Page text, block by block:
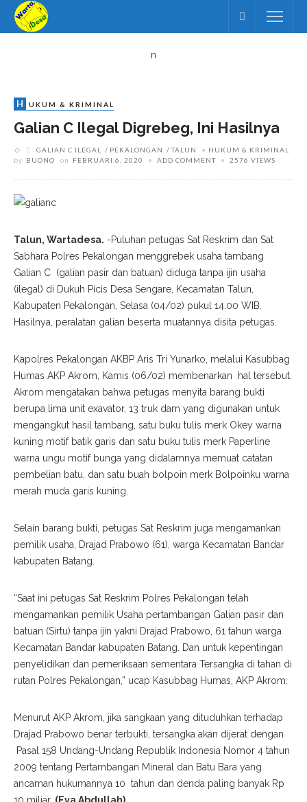
n
H UKUM & KRIMINAL
Galian C Ilegal Digrebeg, Ini Hasilnya
GALIAN C ILEGAL PEKALONGAN TALUN
HUKUM & KRIMINAL
by BUONO on FEBRUARI 6, 2020 ADD COMMENT 2576 VIEWS
Talun, Wartadesa. -Puluhan petugas Sat Reskrim dan Sat
Sabhara Polres Pekalongan menggrebek usaha tambang
Galian C (galian pasir dan batuan) diduga tanpa ijin usaha
(ilegal) di Dukuh Picis Desa Sengare, Kecamatan Talun,
Kabupaten Pekalongan, Selasa (04/02) pukul 14.00 WIB.
Hasilnya, peralatan galian beserta muatannya disita petugas.
Kapolres Pekalongan AKBP Aris Tri Yunarko, melalui Kasubbag
Humas AKP Akrom, Kamis (06/02) membenarkan hal tersebut.
Akrom mengatakan bahwa petugas menyita barang bukti
berupa lima unit exavator, 13 truk dam yang digunakan untuk
mengangkut hasil tambang, satu buku tulis merk Okey warna
kuning motif batik garis dan satu buku tulis merk Paperline
warna ungu motif bunga yang didalamnya memuat catatan
pembelian batu, dan satu buah bolpoin merk Bolpoinku warna
merah muda garis kuning.
Selain barang bukti, petugas Sat Reskrim juga mengamankan
pemilik usaha, Drajad Prabowo (61), warga Kecamatan Bandar
kabupaten Batang.
“Saat ini petugas Sat Reskrim Polres Pekalongan telah
mengamankan pemilik Usaha pertambangan Galian pasir dan
batuan (Sirtu) tanpa ijin yakni Drajad Prabowo, 61 tahun warga
Kecamatan Bandar kabupaten Batang. Dan untuk kepentingan
penyelidikan dan pemeriksaan sementara Tersangka di tahan di
rutan Polres Pekalongan,” ucap Kasubbag Humas, AKP Akrom.
Menurut AKP Akrom, jika sangkaan yang dituduhkan terhadap
Drajad Prabowo benar terbukti, tersangka akan dijerat dengan
Pasal 158 Undang-Undang Republik Indonesia Nomor 4 tahun
2009 tentang Pertambangan Mineral dan Batu Bara yang
ancaman hukumannya 10 tahun dan denda paling banyak Rp